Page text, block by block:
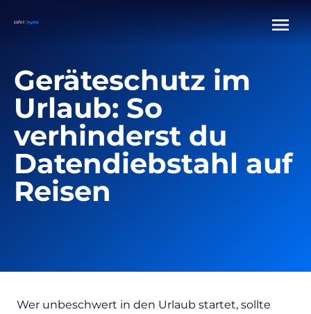
Geräteschutz im
Urlaub: So
verhinderst du
Datendiebstahl auf
Reisen
Wer unbeschwert in den Urlaub startet, sollte